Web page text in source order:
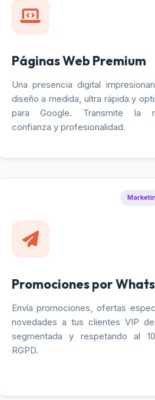
Páginas Web Premium
Una presencia digital
diseño a medida, ultra rápida y
para Google. Transmite la
confianza y profesionalidad.
Promociones por
Envía promociones, ofertas
novedades a tus clientes VIP
segmentada y respetando al
RGPD.